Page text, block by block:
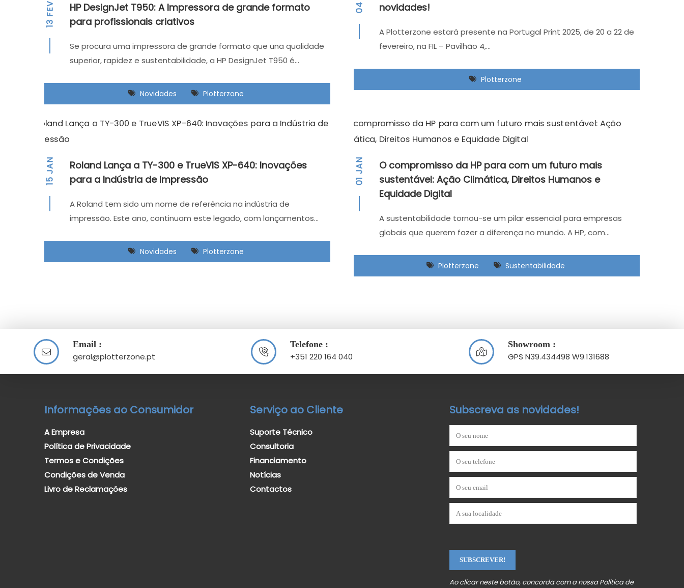
13
FEV
HP DesignJet T950: A Impressora de grande formato
para profissionais criativos
Se procura uma impressora de grande formato que una qualidade
superior, rapidez e sustentabilidade, a HP DesignJet T950 é…
Novidades Plotterzone
04
novidades!
A Plotterzone estará presente na Portugal Print 2025, de 20 a 22 de
fevereiro, na FIL – Pavilhão 4,…
Plotterzone
15
JAN
Roland Lança a TY-300 e TrueVIS XP-640: Inovações
para a Indústria de Impressão
A Roland tem sido um nome de referência na indústria de
impressão. Este ano, continuam este legado, com lançamentos…
Novidades Plotterzone
01
JAN
O compromisso da HP para com um futuro mais
sustentável: Ação Climática, Direitos Humanos e
Equidade Digital
A sustentabilidade tornou-se um pilar essencial para empresas
globais que querem fazer a diferença no mundo. A HP, com…
Plotterzone Sustentabilidade
Email :
geral@plotterzone.pt
Telefone :
+351 220 164 040
Showroom :
GPS N39.434498 W9.131688
Informações ao Consumidor
A Empresa
Política de Privacidade
Termos e Condições
Condições de Venda
Livro de Reclamações
Serviço ao Cliente
Suporte Técnico
Consultoria
Financiamento
Notícias
Contactos
Subscreva as novidades!
Ao clicar neste botão, concorda com a nossaPolitica de